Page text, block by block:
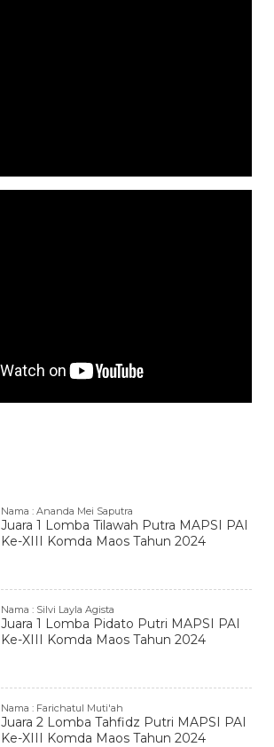
Nama : Ananda Mei Saputra
Juara 1 Lomba Tilawah Putra MAPSI PAI
Ke-XIII Komda Maos Tahun 2024
Nama : Silvi Layla Agista
Juara 1 Lomba Pidato Putri MAPSI PAI
Ke-XIII Komda Maos Tahun 2024
Nama : Farichatul Muti'ah
Juara 2 Lomba Tahfidz Putri MAPSI PAI
Ke-XIII Komda Maos Tahun 2024